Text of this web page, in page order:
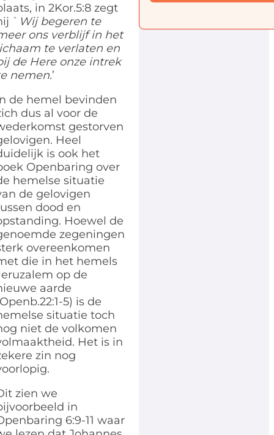
in 2Kor.5:8 zegt
` Wij begeren te
ons verblijf in het
te verlaten en
de Here onze intrek
nemen.’
de hemel bevinden
dus al voor de
gestorven
Heel
is ook het
Openbaring over
hemelse situatie
de gelovigen
dood en
Hoewel de
zegeningen
overeenkomen
die in het hemels
op de
aarde
5) is de
situatie toch
niet de volkomen
Het is in
zin nog
zien we
in
6:9-11 waar